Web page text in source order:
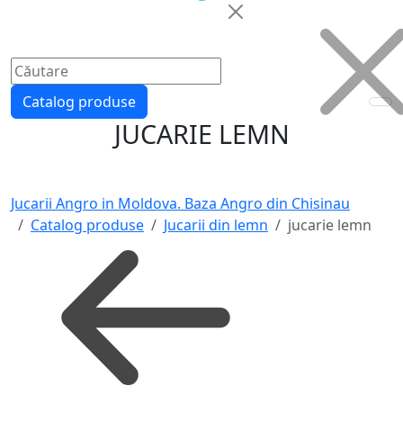
Catalog produse
JUCARIE LEMN
Jucarii Angro in Moldova. Baza Angro din Chisinau
Catalog produse
Jucarii din lemn jucarie lemn